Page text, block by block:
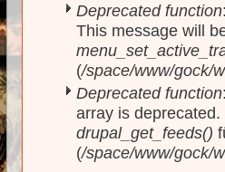
Deprecated function
This message will
(/space/www/gock/
Deprecated function
array is
drupal_get_feeds()
(/space/www/gock/